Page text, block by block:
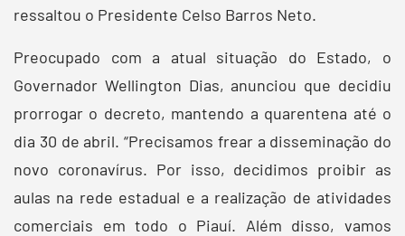
ressaltou o Presidente Celso Barros Neto.
Preocupado com a atual situação do Estado, o
Governador Wellington Dias, anunciou que decidiu
prorrogar o decreto, mantendo a quarentena até o
dia 30 de abril. “Precisamos frear a disseminação do
novo coronavírus. Por isso, decidimos proibir as
aulas na rede estadual e a realização de atividades
comerciais em todo o Piauí. Além disso, vamos